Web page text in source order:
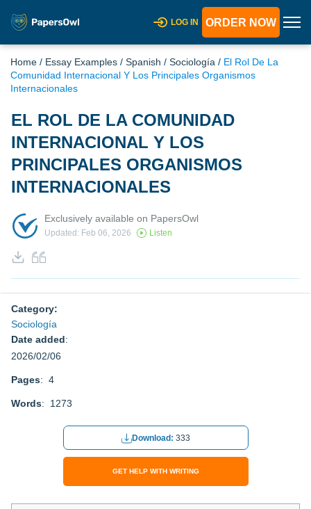
LOG IN ORDER NOW
Home / Essay Examples / Spanish / Sociología / El Rol De La
Comunidad Internacional Y Los Principales Organismos
Internacionales
EL ROL DE LA COMUNIDAD
INTERNACIONAL Y LOS
PRINCIPALES ORGANISMOS
INTERNACIONALES
Exclusively available on PapersOwl
Updated: Feb 06, 2026 Listen
Category:
Sociología
Date added:
2026/02/06
Pages: 4
Words: 1273
Download: 333
GET HELP WITH WRITING